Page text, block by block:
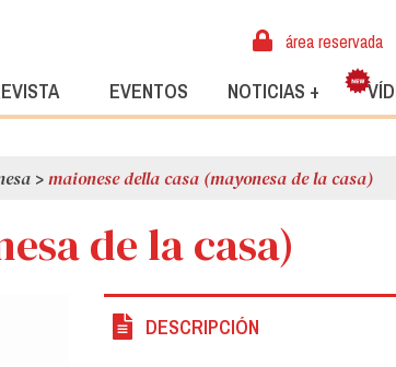
área reservada
EVENTOS NOTICIAS +
>maionese della casa (mayonesa de la casa)
de la casa)
DESCRIPCIÓN